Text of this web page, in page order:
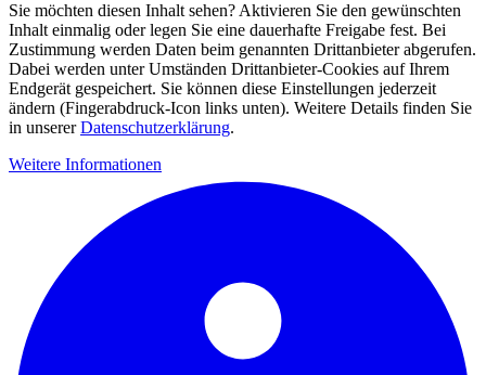
Sie möchten diesen Inhalt sehen? Aktivieren Sie den gewünschten
Inhalt einmalig oder legen Sie eine dauerhafte Freigabe fest. Bei
Zustimmung werden Daten beim genannten Drittanbieter abgerufen.
Dabei werden unter Umständen Drittanbieter-Cookies auf Ihrem
Endgerät gespeichert. Sie können diese Einstellungen jederzeit
ändern (Fingerabdruck-Icon links unten). Weitere Details finden Sie
in unsererDatenschutzerklärung.
Weitere Informationen